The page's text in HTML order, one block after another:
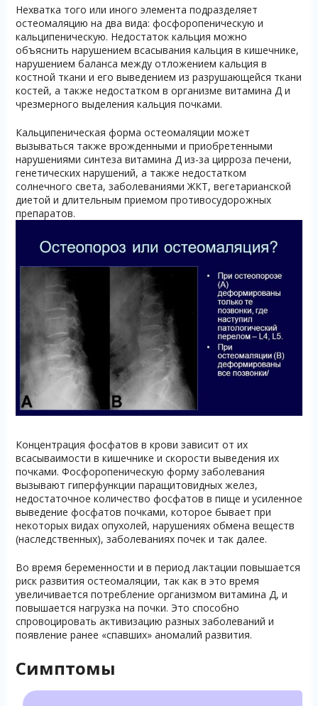
Нехватка того или иного элемента подразделяет
остеомаляцию на два вида: фосфоропеническую и
кальципеническую. Недостаток кальция можно
объяснить нарушением всасывания кальция в кишечнике,
нарушением баланса между отложением кальция в
костной ткани и его выведением из разрушающейся ткани
костей, а также недостатком в организме витамина Д и
чрезмерного выделения кальция почками.
Кальципеническая форма остеомаляции может
вызываться также врожденными и приобретенными
нарушениями синтеза витамина Д из-за цирроза печени,
генетических нарушений, а также недостатком
солнечного света, заболеваниями ЖКТ, вегетарианской
диетой и длительным приемом противосудорожных
препаратов.
Концентрация фосфатов в крови зависит от их
всасываимости в кишечнике и скорости выведения их
почками. Фосфоропеническую форму заболевания
вызывают гиперфункции паращитовидных желез,
недостаточное количество фосфатов в пище и усиленное
выведение фосфатов почками, которое бывает при
некоторых видах опухолей, нарушениях обмена веществ
(наследственных), заболеваниях почек и так далее.
Во время беременности и в период лактации повышается
риск развития остеомаляции, так как в это время
увеличивается потребление организмом витамина Д, и
повышается нагрузка на почки. Это способно
спровоцировать активизацию разных заболеваний и
появление ранее «спавших» аномалий развития.
Симптомы